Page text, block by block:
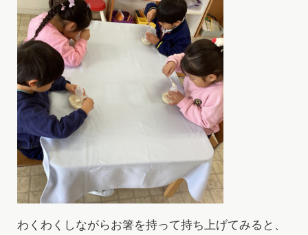
わくわくしながらお箸を持って持ち上げてみると、